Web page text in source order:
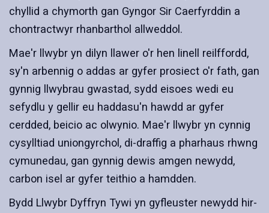
chyllid a chymorth gan Gyngor Sir Caerfyrddin a
chontractwyr rhanbarthol allweddol.
Mae'r llwybr yn dilyn llawer o'r hen linell reilffordd,
sy'n arbennig o addas ar gyfer prosiect o'r fath, gan
gynnig llwybrau gwastad, sydd eisoes wedi eu
sefydlu y gellir eu haddasu'n hawdd ar gyfer
cerdded, beicio ac olwynio. Mae'r llwybr yn cynnig
cysylltiad uniongyrchol, di-draffig a pharhaus rhwng
cymunedau, gan gynnig dewis amgen newydd,
carbon isel ar gyfer teithio a hamdden.
Bydd Llwybr Dyffryn Tywi yn gyfleuster newydd hir-